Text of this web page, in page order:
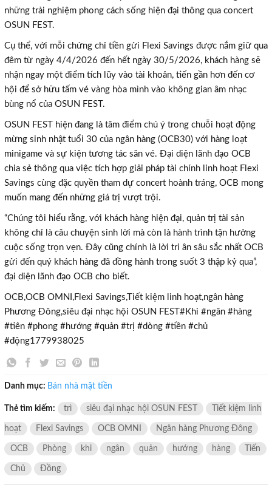
TƯ VẤN MIỄN PHÍ
Với hơn 1000 căn nhà và 50 sales thân thiện, nhiệt tình,
chúng tôi sẽ giúp bạn tìm được BĐS ưng ý!
những trải nghiệm phong cách sống hiện đại thông qua concert
OSUN FEST.
Cụ thể, với mỗi chứng chỉ tiền gửi Flexi Savings được nắm giữ qua
đêm từ ngày 4/4/2026 đến hết ngày 30/5/2026, khách hàng sẽ
nhận ngay một điểm tích lũy vào tài khoản, tiến gần hơn đến cơ
hội để sở hữu tấm vé vàng hòa mình vào không gian âm nhạc
bùng nổ của OSUN FEST.
OSUN FEST hiện đang là tâm điểm chú ý trong chuỗi hoạt động
mừng sinh nhật tuổi 30 của ngân hàng (OCB30) với hàng loạt
minigame và sự kiện tương tác săn vé. Đại diện lãnh đạo OCB
chia sẻ thông qua việc tích hợp giải pháp tài chính linh hoạt Flexi
Savings cùng đặc quyền tham dự concert hoành tráng, OCB mong
muốn mang đến những giá trị vượt trội.
“Chúng tôi hiểu rằng, với khách hàng hiện đại, quản trị tài sản
không chỉ là câu chuyện sinh lời mà còn là hành trình tận hưởng
cuộc sống trọn vẹn. Đây cũng chính là lời tri ân sâu sắc nhất OCB
gửi đến quý khách hàng đã đồng hành trong suốt 3 thập kỷ qua”,
đại diện lãnh đạo OCB cho biết.
OCB,OCB OMNI,Flexi Savings,Tiết kiệm linh hoạt,ngân hàng
Phương Đông,siêu đại nhạc hội OSUN FEST#Khi #ngân #hàng
#tiên #phong #hướng #quản #trị #dòng #tiền #chủ
#động1779938025
Danh mục: Bán nhà mặt tiền
Thẻ tìm kiếm: trì siêu đại nhạc hội OSUN FEST Tiết kiệm linh
hoạt Flexi Savings OCB OMNI Ngân hàng Phương Đông
OCB Phòng khi ngân quản hướng hàng Tiến
Chủ Đồng